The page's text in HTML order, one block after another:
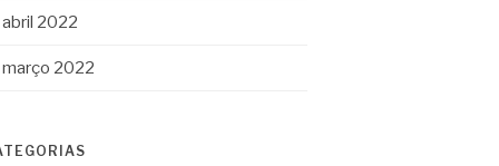
abril 2022
março 2022